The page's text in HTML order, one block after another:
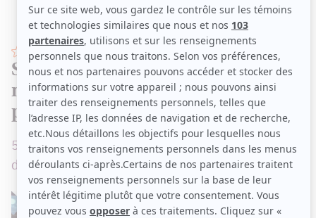
Spectacle de la Fête nationale : Des
mots touchants de Pascale de Blois
pour Patsy Gallant
55 ans d'écart, mais beaucoup de respect et
d'amour entre ces deux-là!